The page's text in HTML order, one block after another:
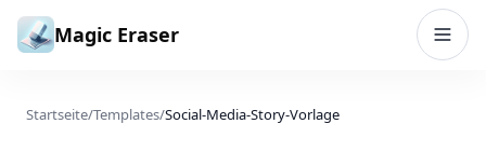
Zum Inhalt springen
Magic Eraser
Startseite/Templates/Social-Media-Story-Vorlage